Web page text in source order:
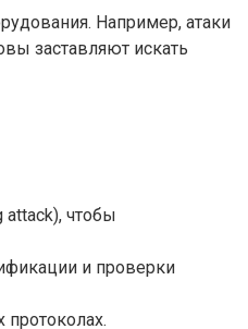
Например, атаки
заставляют искать
чтобы
и проверки